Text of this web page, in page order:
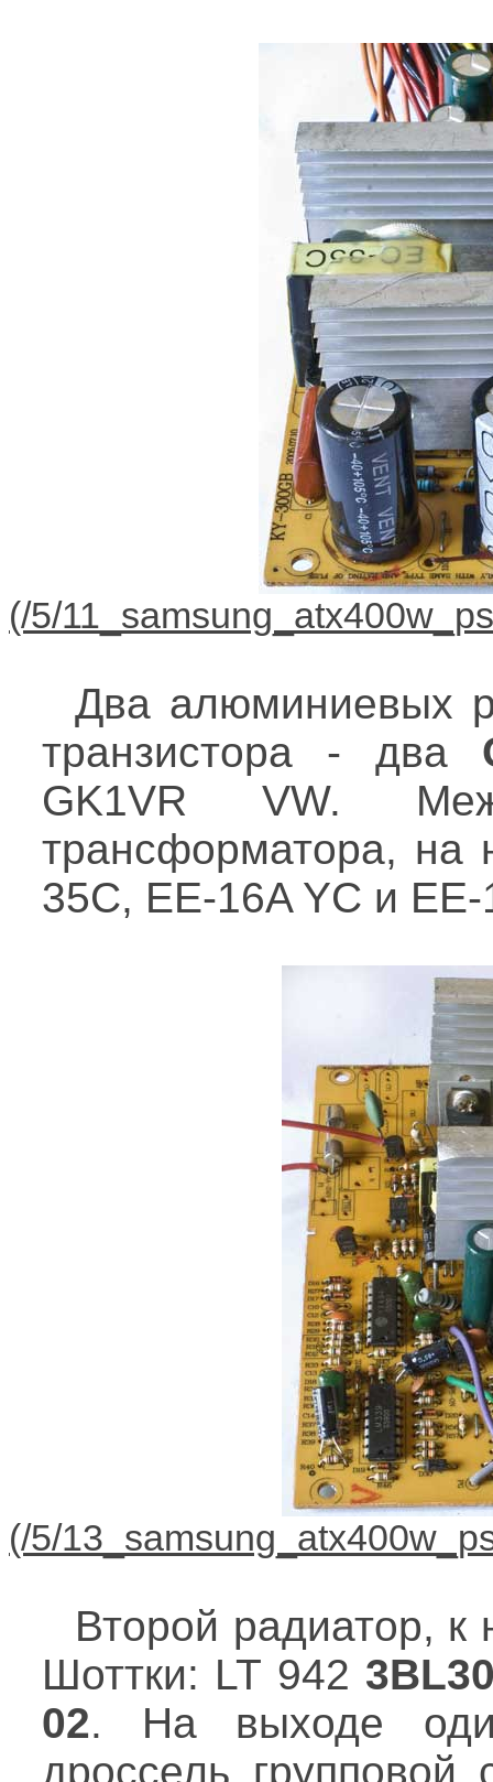
Два алюминиевых
транзистора - два
GK1VR VW.
трансформатора, на
35C, EE-16A YC и
Второй радиатор, к
Шоттки: LT 942
02. На выходе
дроссель групповой